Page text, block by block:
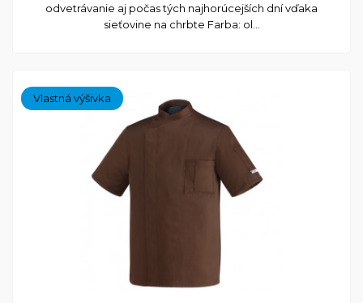
odvetrávanie aj počas tých najhorúcejších dní vďaka
sieťovine na chrbte Farba: ol...
Vlastná výšivka